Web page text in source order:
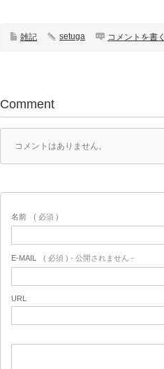
雑記 setuga コメントを書く
Comment
コメントはありません。
名前 ( 必須 )
E-MAIL ( 必須 ) - 公開されません -
URL